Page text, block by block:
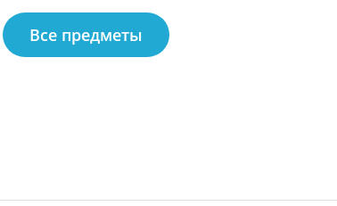
Все предметы